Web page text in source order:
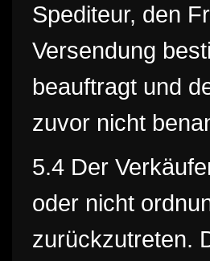
Spediteur, den
Versendung
beauftragt und
zuvor nicht
5.4 Der
oder nicht
zurückzutreten.